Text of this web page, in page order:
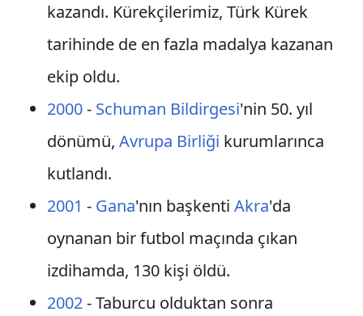
kazandı. Kürekçilerimiz, Türk Kürek
tarihinde de en fazla madalya kazanan
ekip oldu.
2000- Schuman Bildirgesi'nin 50. yıl
dönümü, Avrupa Birliği kurumlarınca
kutlandı.
2001 - Gana'nın başkenti Akra'da
oynanan bir futbol maçında çıkan
izdihamda, 130 kişi öldü.
2002- Taburcu olduktan sonra